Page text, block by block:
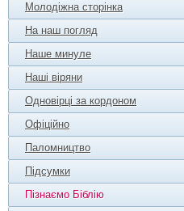
Молодіжна сторінка
На наш погляд
Наше минуле
Наші віряни
Одновірці за кордоном
Офіційно
Паломництво
Підсумки
Пізнаємо Біблію